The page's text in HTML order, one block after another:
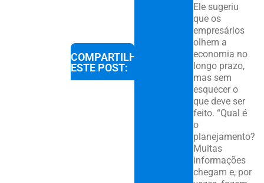
COMPARTILHE
ESTE POST:
Ele sugeriu
que os
empresários
olhem a
economia no
longo prazo,
mas sem
esquecer o
que deve ser
feito. “Qual é
o
planejamento?
Muitas
informações
chegam e, por